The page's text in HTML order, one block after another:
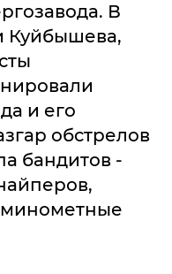
В
Куйбышева,
и его
обстрелов
бандитов -